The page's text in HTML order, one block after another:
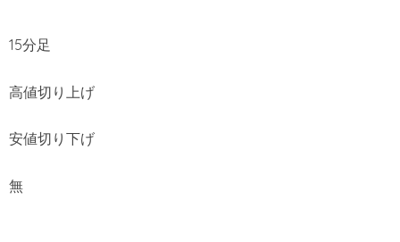
15分足
高値切り上げ
安値切り下げ
無